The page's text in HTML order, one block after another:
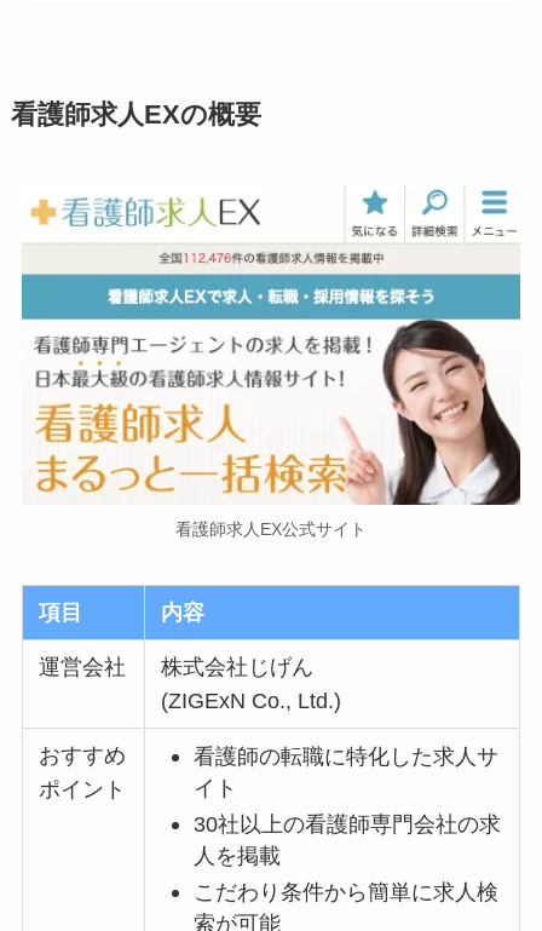
看護師求人EXの概要
看護師求人EX公式サイト
項目 内容
運営会社
株式会社じげん
(ZIGExN Co., Ltd.)
おすすめ
ポイント
看護師の転職に特化した求人サ
イト
30社以上の看護師専門会社の求
人を掲載
こだわり条件から簡単に求人検
索が可能